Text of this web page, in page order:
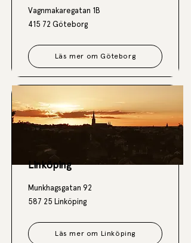
Vagnmakaregatan 1B
415 72 Göteborg
Läs mer om Göteborg
Linköping
Munkhagsgatan 92
587 25 Linköping
Läs mer om Linköping